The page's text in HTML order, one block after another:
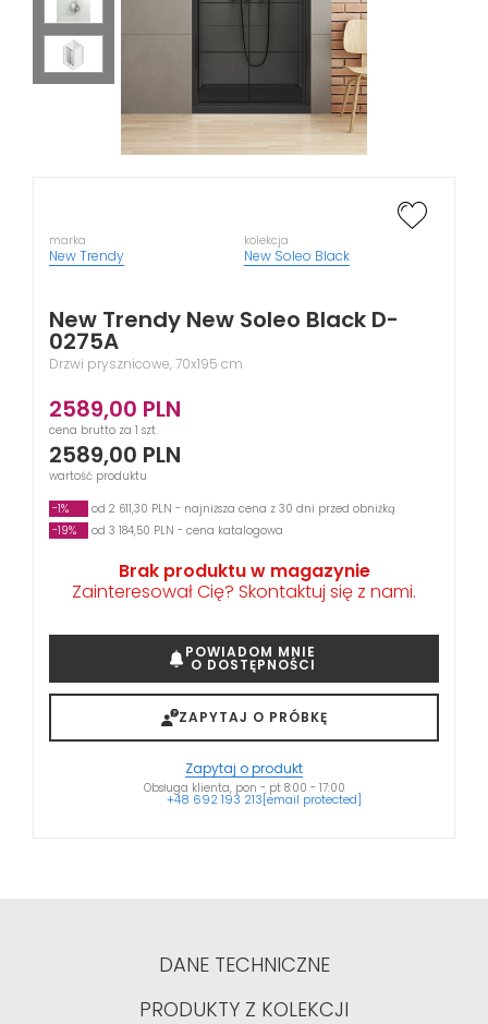
marka
New Trendy
kolekcja
New Soleo Black
New Trendy New Soleo Black D-
0275A
Drzwi prysznicowe, 70x195 cm
2589,00 PLN
cena brutto za 1 szt.
2589,00 PLN
wartość produktu
-1%
od 2 611,30 PLN - najniższa cena z 30 dni przed obniżką
-19%
od 3 184,50 PLN - cena katalogowa
Brak produktu w magazynie
Zainteresował Cię? Skontaktuj się z nami.
POWIADOM MNIE
O DOSTĘPNOŚCI
ZAPYTAJ O PRÓBKĘ
Zapytaj o produkt
Obsługa klienta, pon - pt 8:00 - 17:00
+48 692 193 213[email protected]
DANE TECHNICZNE
PRODUKTY Z KOLEKCJI